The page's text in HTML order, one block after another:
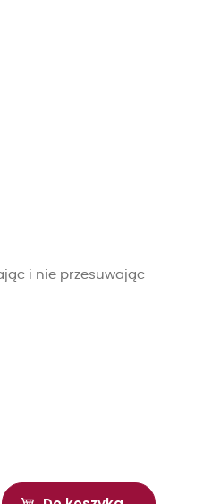
i nie przesuwając